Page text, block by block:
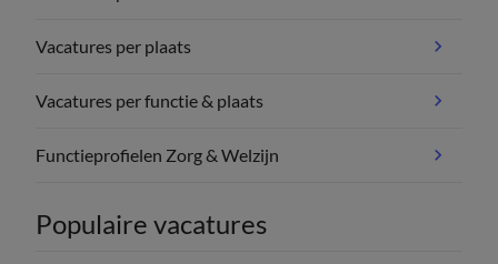
Vacatures per plaats
Vacatures per functie & plaats
Functieprofielen Zorg & Welzijn
Populaire vacatures